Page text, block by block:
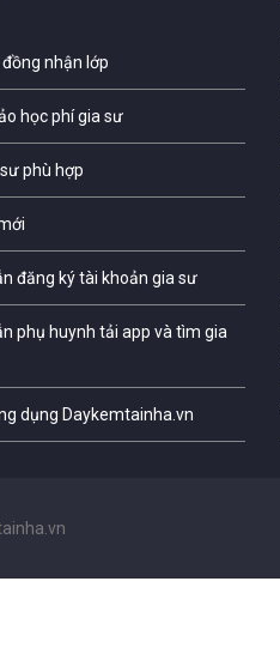
nhận lớp
học phí gia sư
phù hợp
đăng ký tài khoản gia sư
phụ huynh tải app và tìm gia
dụng Daykemtainha.vn